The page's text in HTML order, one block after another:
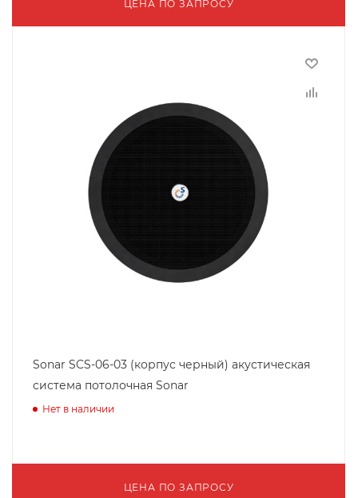
ЦЕНА ПО ЗАПРОСУ
Sonar SCS-06-03 (корпус черный) акустическая
система потолочная Sonar
Нет в наличии
ЦЕНА ПО ЗАПРОСУ